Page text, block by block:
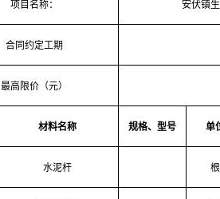
项目名称： 安伏镇
合同约定工期
最高限价（元）
材料名称 规格、型号 单
水泥杆 根